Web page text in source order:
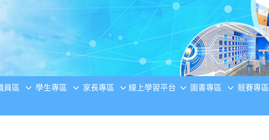
員區 學生專區 家長專區 線上學習平台 圖書專區 競賽專區